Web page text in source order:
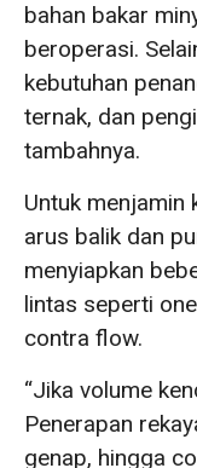
bahan bakar
beroperasi.
kebutuhan
ternak, dan
tambahnya.
Untuk menjamin
arus balik dan
menyiapkan
lintas seperti
contra flow.
“Jika volume
Penerapan
genap, hingga